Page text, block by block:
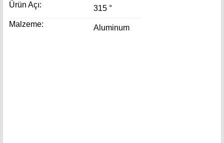
Ürün Açı:
315 °
Malzeme:
Aluminum